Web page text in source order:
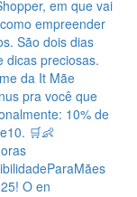
O en